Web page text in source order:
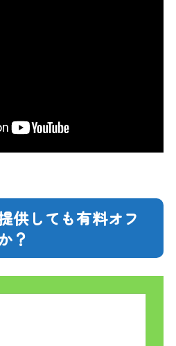
供しても有料オフ
？